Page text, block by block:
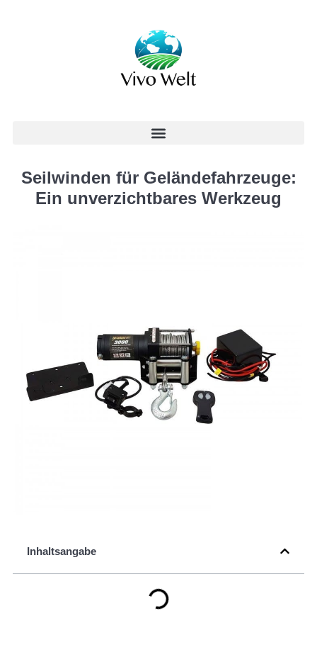
Seilwinden für Geländefahrzeuge:
Ein unverzichtbares Werkzeug
Inhaltsangabe